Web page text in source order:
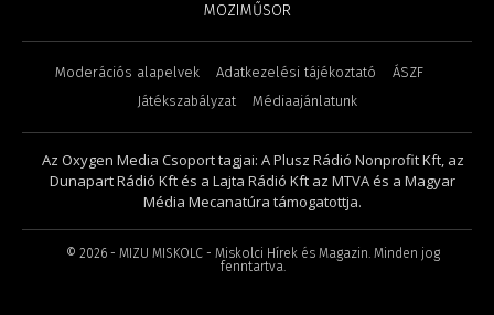
MOZIMŰSOR
Moderációs alapelvek Adatkezelési tájékoztató
ÁSZF
Játékszabályzat
Médiaajánlatunk
Az Oxygen Media Csoport tagjai: A Plusz Rádió Nonprofit Kft, az
Dunapart Rádió Kft és a Lajta Rádió Kft az MTVA és a Magyar
Média Mecanatúra támogatottja.
© 2026- MIZU MISKOLC - Miskolci Hírek és Magazin. Minden jog
fenntartva.